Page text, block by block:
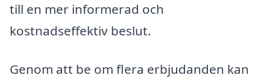
till en mer informerad och
kostnadseffektiv beslut.
Genom att be om flera erbjudanden kan